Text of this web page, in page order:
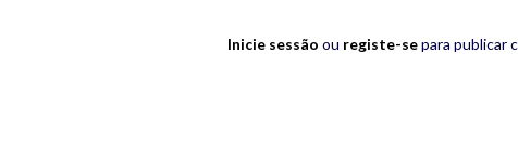
Inicie sessão ou registe-separa publicar